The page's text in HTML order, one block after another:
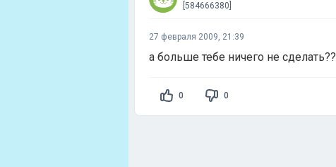
[584666380]
27 февраля 2009, 21:39
а больше тебе ничего не сделать??
0 0